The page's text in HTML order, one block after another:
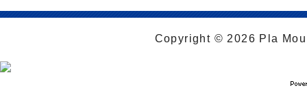
Copyright © 2026 Pla